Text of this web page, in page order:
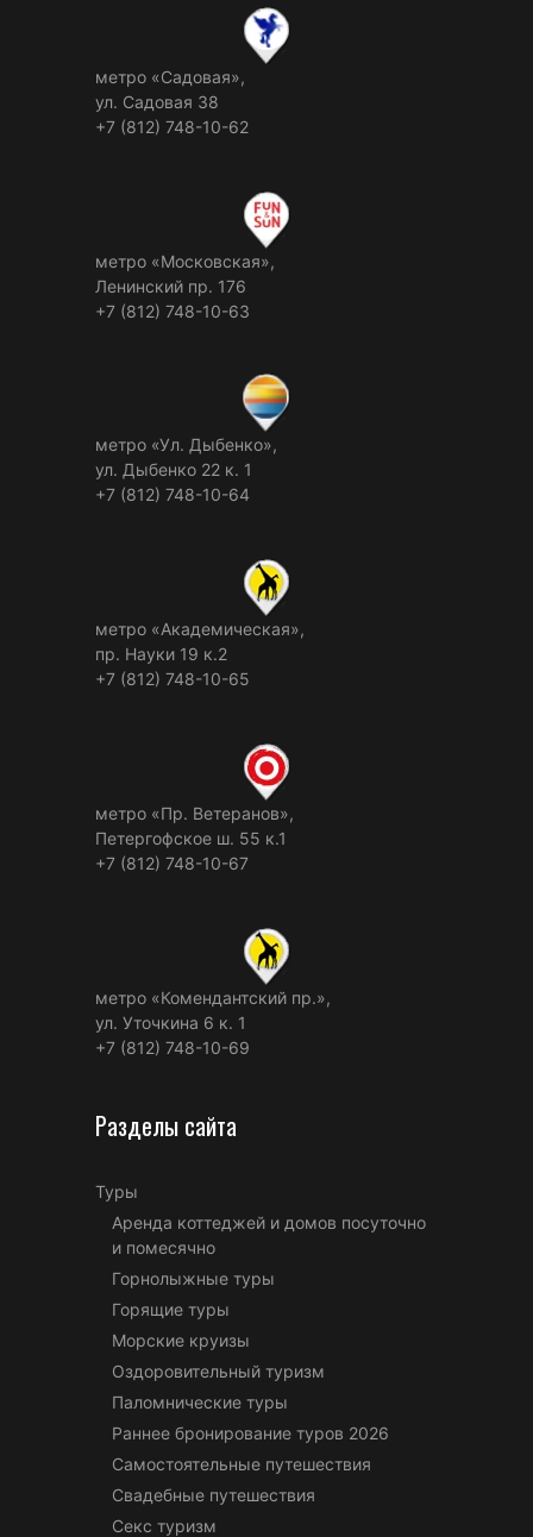
метро «Садовая»,
ул. Садовая 38
+7 (812) 748-10-62
метро «Московская»,
Ленинский пр. 176
+7 (812) 748-10-63
метро «Ул. Дыбенко»,
ул. Дыбенко 22 к. 1
+7 (812) 748-10-64
метро «Академическая»,
пр. Науки 19 к.2
+7 (812) 748-10-65
метро «Пр. Ветеранов»,
Петергофское ш. 55 к.1
+7 (812) 748-10-67
метро «Комендантский пр.»,
ул. Уточкина 6 к. 1
+7 (812) 748-10-69
Разделы сайта
Туры
Аренда коттеджей и домов посуточно
и помесячно
Горнолыжные туры
Горящие туры
Морские круизы
Оздоровительный туризм
Паломнические туры
Раннее бронирование туров 2026
Самостоятельные путешествия
Свадебные путешествия
Секс туризм